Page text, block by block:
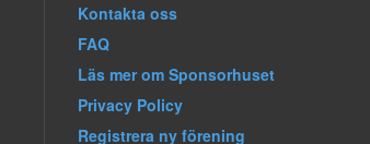
Kontakta oss
FAQ
Läs mer om Sponsorhuset
Privacy Policy
Registrera ny förening